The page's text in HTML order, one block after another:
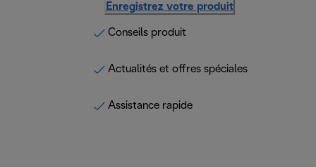
Enregistrez votre produit
Conseils produit
Actualités et offres spéciales
Assistance rapide